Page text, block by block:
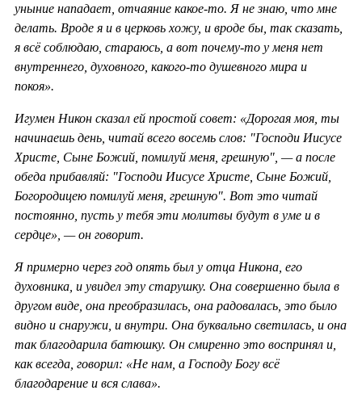
уныние нападает, отчаяние какое-то. Я не знаю, что мне
делать. Вроде я и в церковь хожу, и вроде бы, так сказать,
я всё соблюдаю, стараюсь, а вот почему-то у меня нет
внутреннего, духовного, какого-то душевного мира и
покоя».
Игумен Никон сказал ей простой совет: «Дорогая моя, ты
начинаешь день, читай всего восемь слов: "Господи Иисусе
Христе, Сыне Божий, помилуй меня, грешную", — а после
обеда прибавляй: "Господи Иисусе Христе, Сыне Божий,
Богородицею помилуй меня, грешную". Вот это читай
постоянно, пусть у тебя эти молитвы будут в уме и в
сердце», — он говорит.
Я примерно через год опять был у отца Никона, его
духовника, и увидел эту старушку. Она совершенно была в
другом виде, она преобразилась, она радовалась, это было
видно и снаружи, и внутри. Она буквально светилась, и она
так благодарила батюшку. Он смиренно это воспринял и,
как всегда, говорил: «Не нам, а Господу Богу всё
благодарение и вся слава».